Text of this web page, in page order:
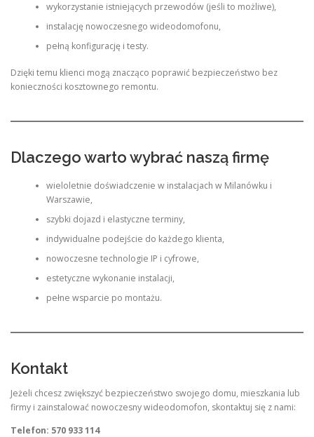
wykorzystanie istniejących przewodów (jeśli to możliwe),
instalację nowoczesnego wideodomofonu,
pełną konfigurację i testy.
Dzięki temu klienci mogą znacząco poprawić bezpieczeństwo bez
konieczności kosztownego remontu.
Dlaczego warto wybrać naszą firmę
wieloletnie doświadczenie w instalacjach w Milanówku i
Warszawie,
szybki dojazd i elastyczne terminy,
indywidualne podejście do każdego klienta,
nowoczesne technologie IP i cyfrowe,
estetyczne wykonanie instalacji,
pełne wsparcie po montażu.
Kontakt
Jeżeli chcesz zwiększyć bezpieczeństwo swojego domu, mieszkania lub
firmy i zainstalować nowoczesny wideodomofon, skontaktuj się z nami:
Telefon: 570 933 114